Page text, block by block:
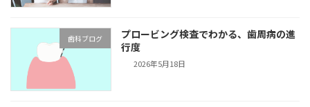
歯科ブログ
プロービング検査でわかる、歯周病の進
行度
2026年5月18日